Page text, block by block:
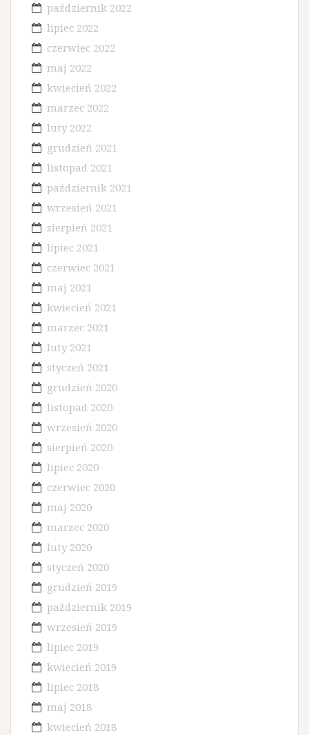
październik 2022
lipiec 2022
czerwiec 2022
maj 2022
kwiecień 2022
marzec 2022
luty 2022
grudzień 2021
listopad 2021
październik 2021
wrzesień 2021
sierpień 2021
lipiec 2021
czerwiec 2021
maj 2021
kwiecień 2021
marzec 2021
luty 2021
styczeń 2021
grudzień 2020
listopad 2020
wrzesień 2020
sierpień 2020
lipiec 2020
czerwiec 2020
maj 2020
marzec 2020
luty 2020
styczeń 2020
grudzień 2019
październik 2019
wrzesień 2019
lipiec 2019
kwiecień 2019
lipiec 2018
maj 2018
kwiecień 2018